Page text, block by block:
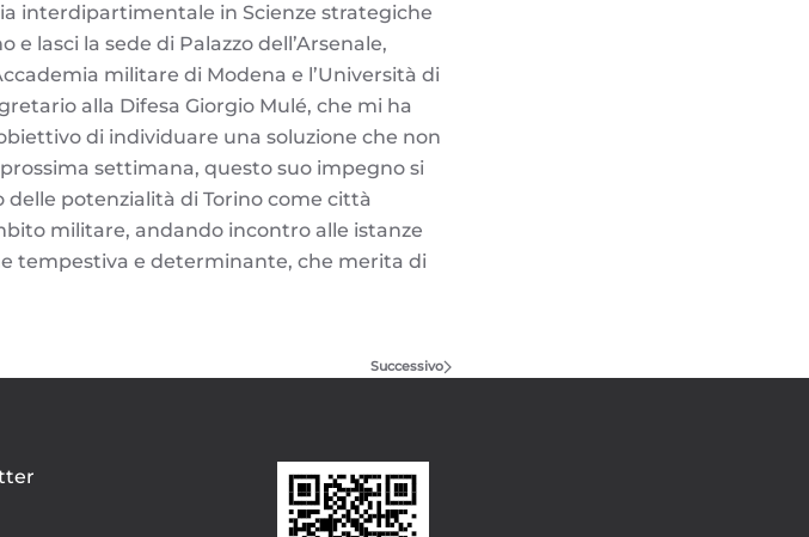
interdipartimentale in Scienze strategiche
e lasci la sede di Palazzo dell’Arsenale,
militare di Modena e l’Università di
alla Difesa Giorgio Mulé, che mi ha
di individuare una soluzione che non
settimana, questo suo impegno si
potenzialità di Torino come città
militare, andando incontro alle istanze
tempestiva e determinante, che merita di
Successivo